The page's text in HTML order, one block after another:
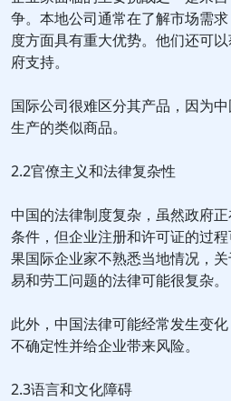
争。本地公司通常在了解市场需
度方面具有重大优势。他们还可
府支持。
国际公司很难区分其产品，因为
生产的类似商品。
2.2官僚主义和法律复杂性
中国的法律制度复杂，虽然政府
条件，但企业注册和许可证的过
果国际企业家不熟悉当地情况，
易和劳工问题的法律可能很复杂。
此外，中国法律可能经常发生变
不确定性并给企业带来风险。
2.3语言和文化障碍